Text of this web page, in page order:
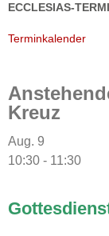
ECCLESIAS-
Terminkalender
Kreuz
Aug. 9
10:30 - 11:30